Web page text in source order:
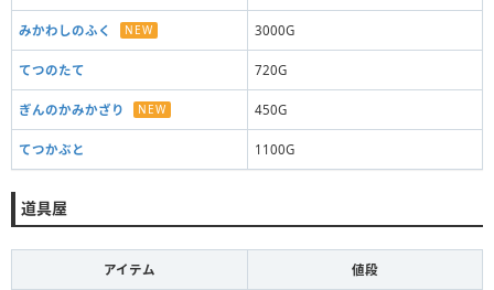
みかわしのふく NEW 3000G
てつのたて 720G
ぎんのかみかざり NEW 450G
てつかぶと 1100G
道具屋
アイテム 値段